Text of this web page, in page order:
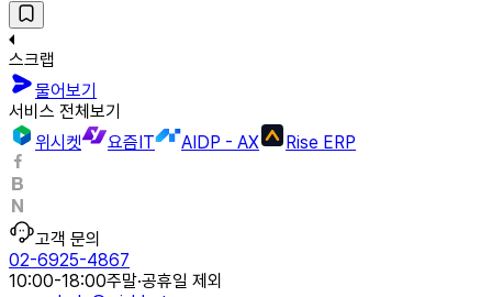
스크랩
물어보기
서비스 전체보기
위시켓
요즘IT AIDP - AX Rise ERP
고객 문의
02-6925-4867
10:00-18:00주말·공휴일 제외